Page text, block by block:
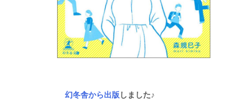
幻冬舎から出版 しました♪